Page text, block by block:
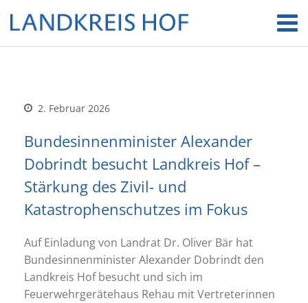
2. Februar 2026
Bundesinnenminister Alexander
Dobrindt besucht Landkreis Hof –
Stärkung des Zivil- und
Katastrophenschutzes im Fokus
Auf Einladung von Landrat Dr. Oliver Bär hat
Bundesinnenminister Alexander Dobrindt den
Landkreis Hof besucht und sich im
Feuerwehrgerätehaus Rehau mit Vertreterinnen